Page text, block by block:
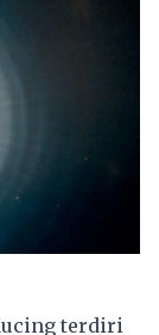
terdiri